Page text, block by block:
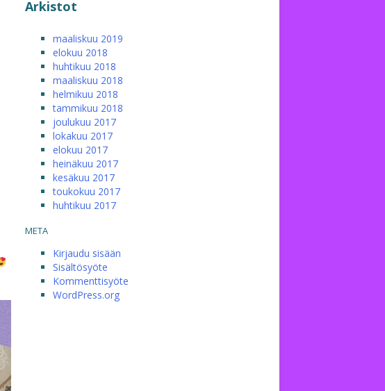
Arkistot
maaliskuu 2019
elokuu 2018
huhtikuu 2018
maaliskuu 2018
helmikuu 2018
tammikuu 2018
joulukuu 2017
lokakuu 2017
elokuu 2017
heinäkuu 2017
kesäkuu 2017
toukokuu 2017
huhtikuu 2017
META
Kirjaudu sisään
Sisältösyöte
Kommenttisyöte
WordPress.org